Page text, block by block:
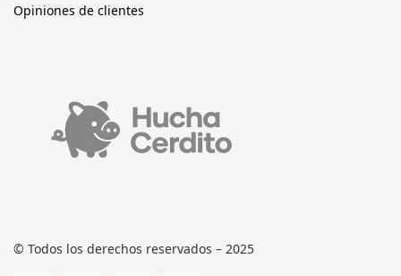
Opiniones de clientes
© Todos los derechos reservados – 2025